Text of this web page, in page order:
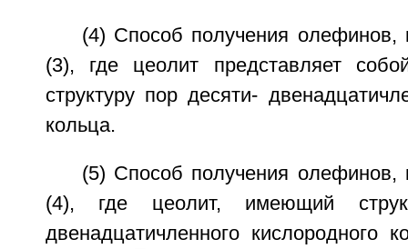
(4) Способ получения
(3), где цеолит представляет
структуру пор десяти-
кольца.
(5) Способ получения
(4), где цеолит, имеющий
двенадцатичленного кислородного